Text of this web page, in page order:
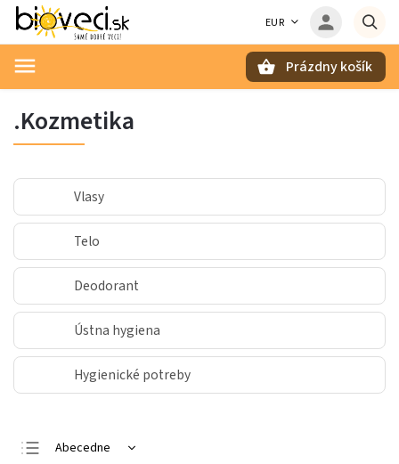
EUR
Prázdny košík
.Kozmetika
Vlasy
Telo
Deodorant
Ústna hygiena
Hygienické potreby
Abecedne